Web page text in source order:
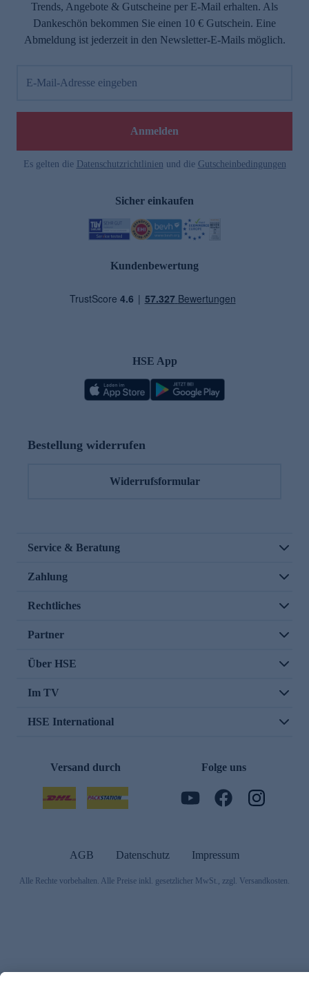
Trends, Angebote & Gutscheine per E-Mail erhalten. Als
Dankeschön bekommen Sie einen 10 € Gutschein. Eine
Abmeldung ist jederzeit in den Newsletter-E-Mails möglich.
E-Mail-Adresse eingeben
Anmelden
Es gelten die Datenschutzrichtlinien und die Gutscheinbedingungen
Sicher einkaufen
Kundenbewertung
HSE App
Bestellung widerrufen
Widerrufsformular
Service & Beratung
Zahlung
Rechtliches
Partner
Über HSE
Im TV
HSE International
Versand durch Folge uns
AGB Datenschutz Impressum
Alle Rechte vorbehalten. Alle Preise inkl. gesetzlicher MwSt., zzgl. Versandkosten.